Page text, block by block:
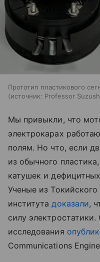
Прототип пластикового
источник: Professor
Мы привыкли, что
электрокарах
полям. Но что, если
из обычного
катушек и
Ученые из Токийского
институтадоказали,
силу электростатики.
исследования
Communications